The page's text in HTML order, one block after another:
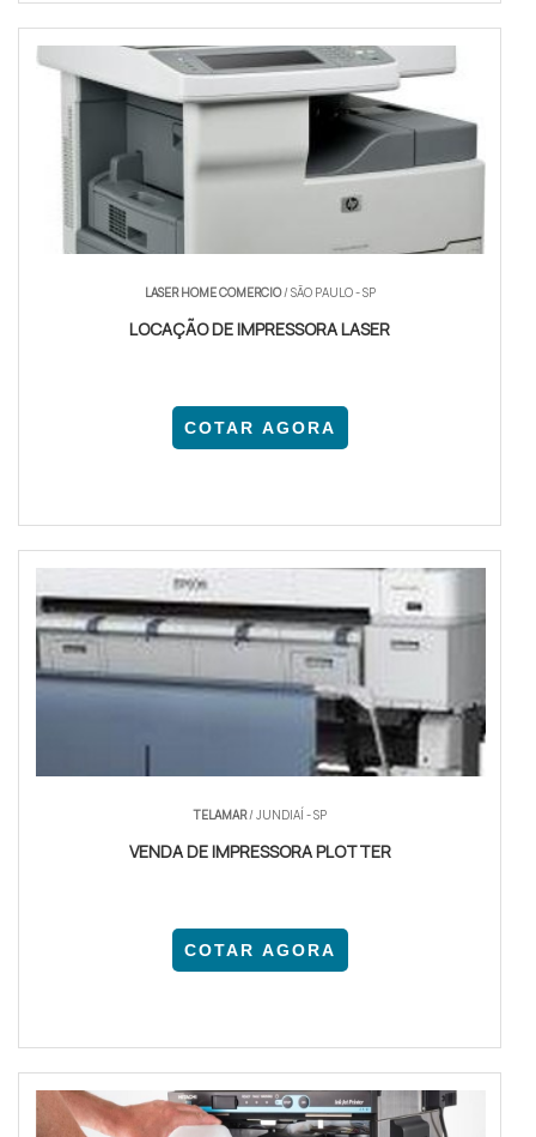
LASER HOME COMERCIO/ SÃO PAULO - SP
LOCAÇÃO DE IMPRESSORA LASER
COTAR AGORA
TELAMAR/ JUNDIAÍ - SP
VENDA DE IMPRESSORA PLOTTER
COTAR AGORA